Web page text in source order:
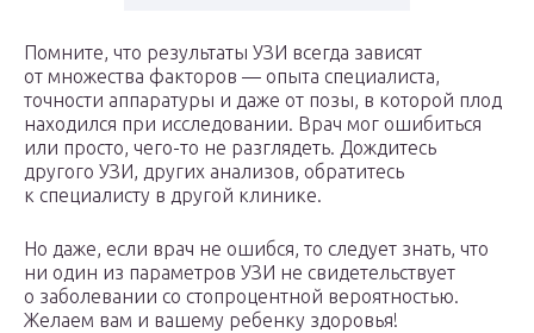
Помните, что результаты УЗИ всегда зависят
от множества факторов — опыта специалиста,
точности аппаратуры и даже от позы, в которой плод
находился при исследовании. Врач мог ошибиться
или просто, чего-то не разглядеть. Дождитесь
другого УЗИ, других анализов, обратитесь
к специалисту в другой клинике.
Но даже, если врач не ошибся, то следует знать, что
ни один из параметров УЗИ не свидетельствует
о заболевании со стопроцентной вероятностью.
Желаем вам и вашему ребенку здоровья!